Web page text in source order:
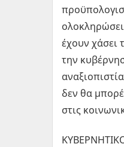
έχουν χάσει
την
δεν θα
στις